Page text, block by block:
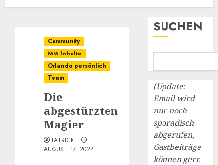
Community
MM Inhalte
Orlando persönlich
Team
Die
abgestürzten
Magier
PATRICK
AUGUST 17, 2022
SUCHEN
(Update:
Email wird
nur noch
sporadisch
abgerufen,
Gastbeiträge
können gern